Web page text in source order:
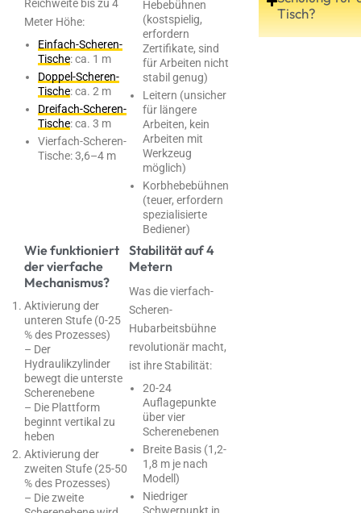
Reichweite bis zu 4
Meter Höhe:
Einfach-Scheren-
Tische: ca. 1 m
Doppel-Scheren-
Tische: ca. 2 m
Dreifach-Scheren-
Tische: ca. 3 m
Vierfach-Scheren-
Tische: 3,6–4 m
Hebebühnen
(kostspielig,
erfordern
Zertifikate, sind
für Arbeiten nicht
stabil genug)
Leitern (unsicher
für längere
Arbeiten, kein
Arbeiten mit
Werkzeug
möglich)
Korbhebebühnen
(teuer, erfordern
spezialisierte
Bediener)
Wie funktioniert
der vierfache
Mechanismus?
Aktivierung der
unteren Stufe (0-25
% des Prozesses)
– Der
Hydraulikzylinder
bewegt die unterste
Scherenebene
– Die Plattform
beginnt vertikal zu
heben
Aktivierung der
zweiten Stufe (25-50
% des Prozesses)
– Die zweite
Stabilität auf 4
Metern
Was die vierfach-
Scheren-
Hubarbeitsbühne
revolutionär macht,
ist ihre Stabilität:
20-24
Auflagepunkte
über vier
Scherenebenen
Breite Basis (1,2-
1,8 m je nach
Modell)
Niedriger
Tisch?